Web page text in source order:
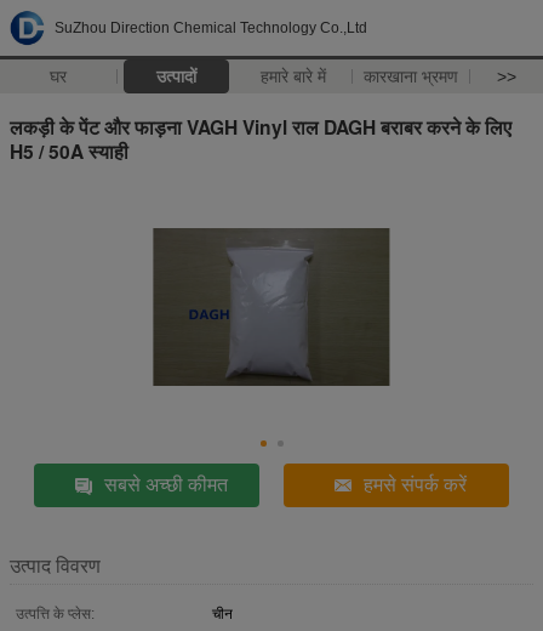
SuZhou Direction Chemical Technology Co.,Ltd
घर उत्पादों हमारे बारे में कारखाना भ्रमण >>
लकड़ी के पेंट और फाड़ना VAGH Vinyl राल DAGH बराबर करने के लिए
H5 / 50A स्याही
सबसे अच्छी कीमत हमसे संपर्क करें
उत्पाद विवरण
उत्पत्ति के प्लेस:
चीन